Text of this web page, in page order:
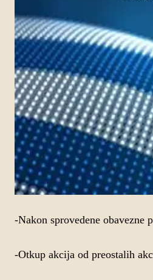
-Nakon sprovedene
-Otkup akcija od preostalih